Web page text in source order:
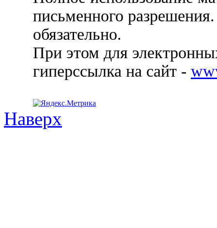
письменного
обязательно.
При этом для
гиперссылка на сайт -
Наверх